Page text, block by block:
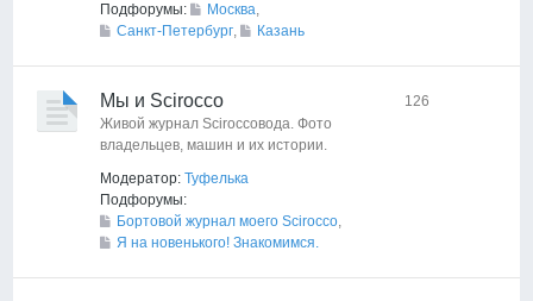
Подфорумы:
Москва,
Санкт-Петербург, Казань
Мы и Scirocco
Живой журнал Sciroccoвода. Фото
владельцев, машин и их истории.
Модератор: Туфелька
Подфорумы:
Бортовой журнал моего Scirocco,
Я на новенького! Знакомимся.
126